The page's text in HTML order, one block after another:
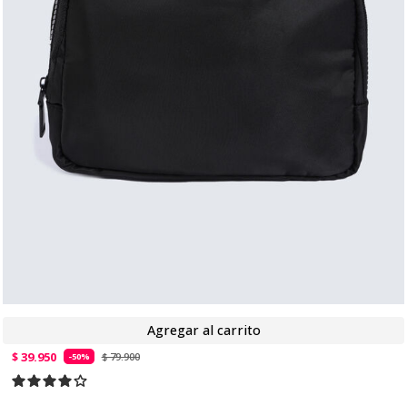
Agregar al carrito
$ 39.950 -50% $ 79.900